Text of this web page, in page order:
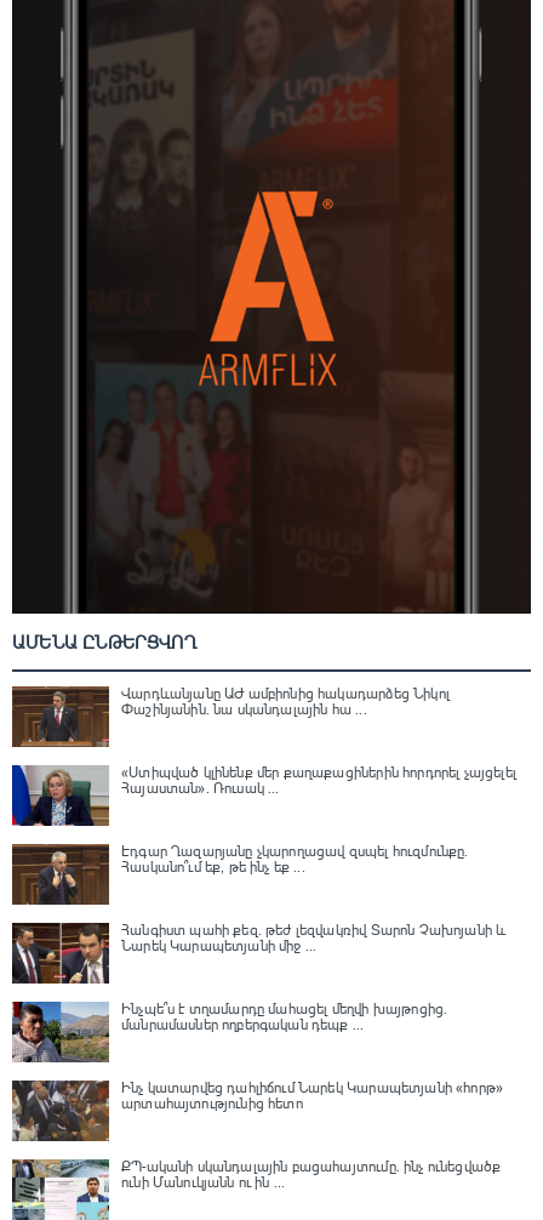
ԱՄԵՆԱ ԸՆԹԵՐՑՎՈՂ
Վարդևանյանը ԱԺ ամբիոնից հակադարձեց Նիկոլ
Փաշինյանին․ նա սկանդալային հա ...
«Ստիպված կլինենք մեր քաղաքացիներին հորդորել չայցելել
Հայաստան»․ Ռուսակ ...
Էդգար Ղազարյանը չկարողացավ զսպել հուզմունքը.
Հասկանո՞ւմ եք, թե ինչ եք ...
Հանգիստ պահի քեզ. թեժ լեզվակռիվ Տարոն Չախոյանի և
Նարեկ Կարապետյանի միջ ...
Ինչպե՞ս է տղամարդը մահացել մեղվի խայթոցից.
մանրամասներ ողբերգական դեպք ...
Ինչ կատարվեց դահլիճում Նարեկ Կարապետյանի «հորթ»
արտահայտությունից հետո
ՔՊ-ականի սկանդալային բացահայտումը․ ինչ ունեցվածք
ունի Մանուկյանն ու ին ...